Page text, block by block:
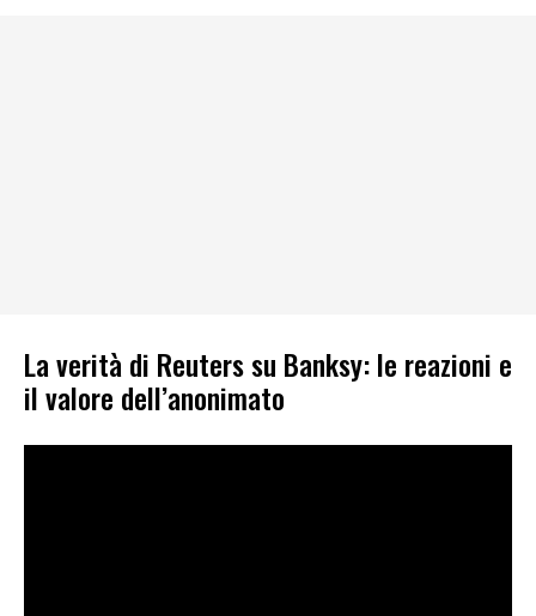
La verità di Reuters su Banksy: le reazioni e
il valore dell’anonimato